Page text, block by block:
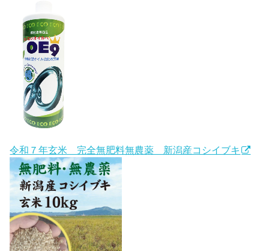
令和７年玄米 完全無肥料無農薬 新潟産コシイブキ